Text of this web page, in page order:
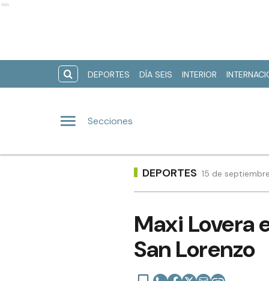
Ads
DEPORTES DÍA SEIS INTERIOR
Secciones
DEPORTES 15 de
Maxi Lovera
San Lorenzo